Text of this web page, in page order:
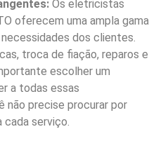
Os eletricistas
oferecem uma ampla gama
dos clientes.
troca de fiação, reparos e
escolher um
a todas essas
não precise procurar por
cada serviço.